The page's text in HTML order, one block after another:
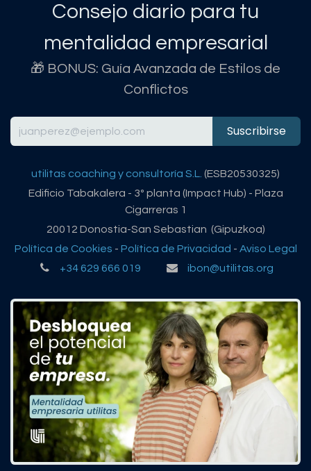
Consejo diario para tu
mentalidad empresarial
🎁 BONUS: Guía Avanzada de Estilos de
Conflictos
Suscribirse
utilitas coaching y consultoría S.L. (ESB20530325)
Edificio Tabakalera - 3º planta (Impact Hub) - Plaza
Cigarreras 1
20012 Donostia-San Sebastian (Gipuzkoa)
Política de Cookies - Política de Privacidad - Aviso Legal
+34 629 666 019
ibon@utilitas.org